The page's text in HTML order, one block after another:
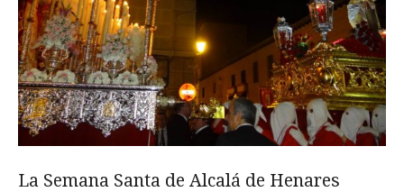
La Semana Santa de Alcalá de Henares